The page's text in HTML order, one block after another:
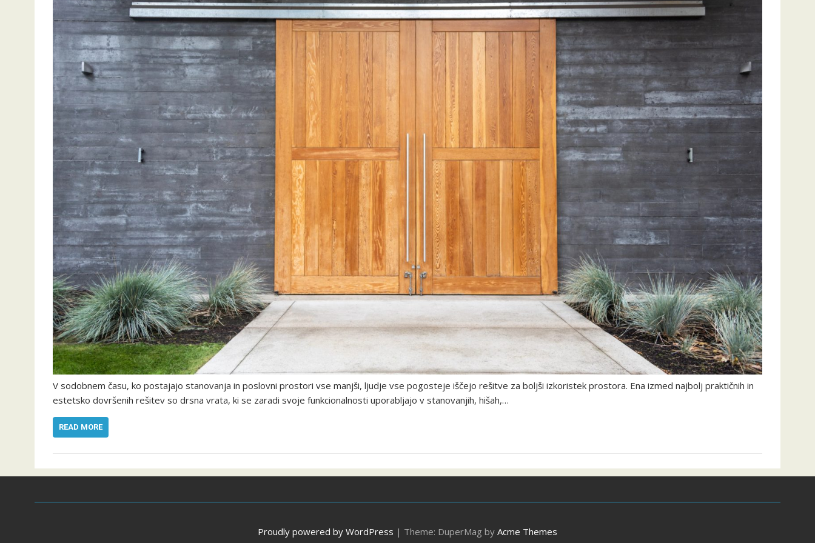
V sodobnem času, ko postajajo stanovanja in poslovni prostori vse manjši, ljudje vse pogosteje iščejo rešitve za boljši izkoristek prostora. Ena izmed najbolj praktičnih in
estetsko dovršenih rešitev so drsna vrata, ki se zaradi svoje funkcionalnosti uporabljajo v stanovanjih, hišah,…
READ MORE
Proudly powered by WordPress | Theme: DuperMag by Acme Themes